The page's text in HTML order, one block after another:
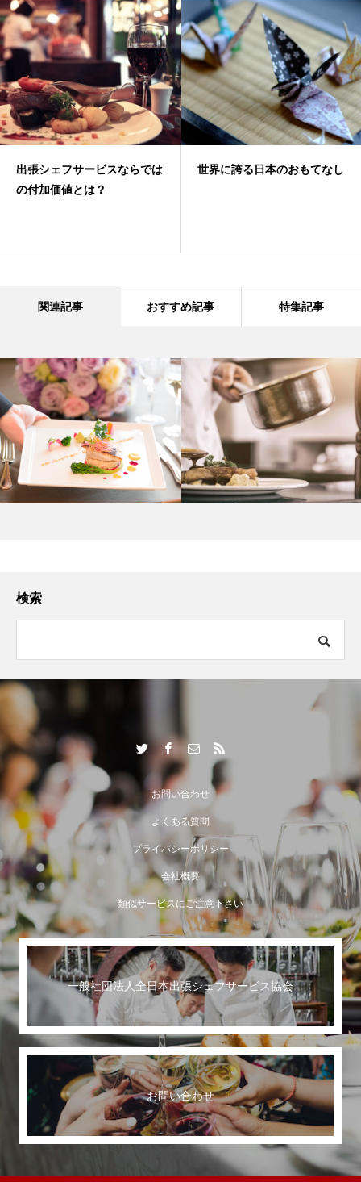
出張シェフサービスならでは
の付加価値とは？
世界に誇る日本のおもてなし
関連記事 おすすめ記事 特集記事
検索
お問い合わせ
よくある質問
プライバシーポリシー
会社概要
類似サービスにご注意下さい
一般社団法人全日本出張シェフサービス協会
お問い合わせ